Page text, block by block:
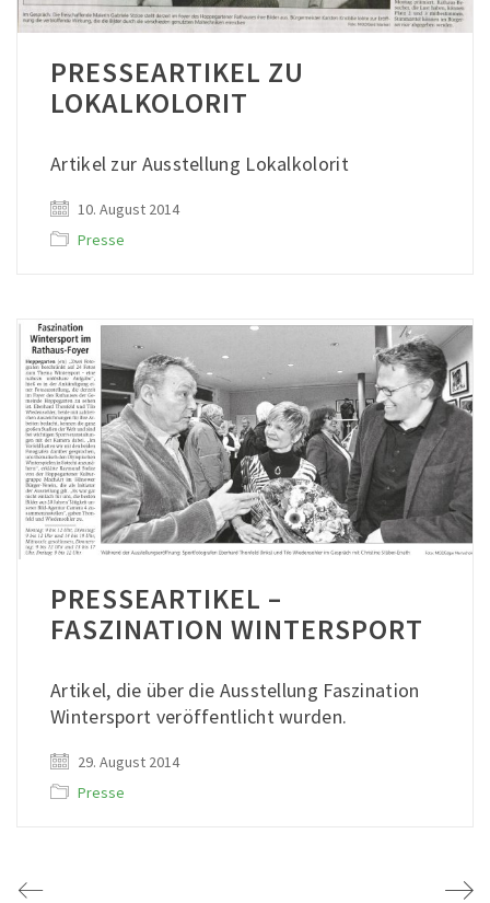
PRESSEARTIKEL ZU
LOKALKOLORIT
Artikel zur Ausstellung Lokalkolorit
10. August 2014
Presse
PRESSEARTIKEL –
FASZINATION WINTERSPORT
Artikel, die über die Ausstellung Faszination
Wintersport veröffentlicht wurden.
29. August 2014
Presse